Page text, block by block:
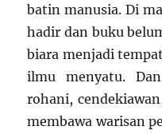
batin manusia. Di
hadir dan buku
biara menjadi
ilmu menyatu.
rohani,
membawa warisan